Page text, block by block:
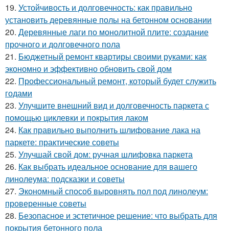
19. Устойчивость и долговечность: как правильно
установить деревянные полы на бетонном основании
20. Деревянные лаги по монолитной плите: создание
прочного и долговечного пола
21. Бюджетный ремонт квартиры своими руками: как
экономно и эффективно обновить свой дом
22. Профессиональный ремонт, который будет служить
годами
23. Улучшите внешний вид и долговечность паркета с
помощью циклевки и покрытия лаком
24. Как правильно выполнить шлифование лака на
паркете: практические советы
25. Улучшай свой дом: ручная шлифовка паркета
26. Как выбрать идеальное основание для вашего
линолеума: подсказки и советы
27. Экономный способ выровнять пол под линолеум:
проверенные советы
28. Безопасное и эстетичное решение: что выбрать для
покрытия бетонного пола